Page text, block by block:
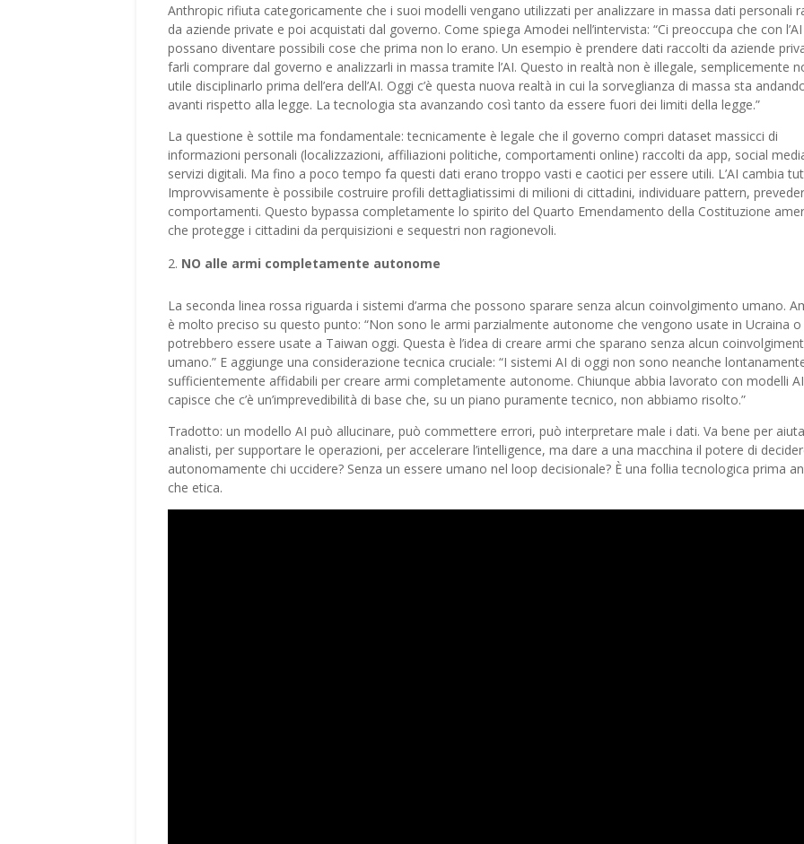
Anthropic rifiuta categoricamente che i suoi modelli vengano utilizzati per analizzare in massa dati personali
da aziende private e poi acquistati dal governo. Come spiega Amodei nell’intervista: “Ci preoccupa che con l’AI
possano diventare possibili cose che prima non lo erano. Un esempio è prendere dati raccolti da aziende
farli comprare dal governo e analizzarli in massa tramite l’AI. Questo in realtà non è illegale, semplicemente
utile disciplinarlo prima dell’era dell’AI. Oggi c’è questa nuova realtà in cui la sorveglianza di massa sta
avanti rispetto alla legge. La tecnologia sta avanzando così tanto da essere fuori dei limiti della legge.”
La questione è sottile ma fondamentale: tecnicamente è legale che il governo compri dataset massicci di
informazioni personali (localizzazioni, affiliazioni politiche, comportamenti online) raccolti da app, social
servizi digitali. Ma fino a poco tempo fa questi dati erano troppo vasti e caotici per essere utili. L’AI cambia
Improvvisamente è possibile costruire profili dettagliatissimi di milioni di cittadini, individuare pattern,
comportamenti. Questo bypassa completamente lo spirito del Quarto Emendamento della Costituzione
che protegge i cittadini da perquisizioni e sequestri non ragionevoli.
NO alle armi completamente autonome
La seconda linea rossa riguarda i sistemi d’arma che possono sparare senza alcun coinvolgimento umano.
è molto preciso su questo punto: “Non sono le armi parzialmente autonome che vengono usate in Ucraina o
potrebbero essere usate a Taiwan oggi. Questa è l’idea di creare armi che sparano senza alcun
umano.” E aggiunge una considerazione tecnica cruciale: “I sistemi AI di oggi non sono neanche
sufficientemente affidabili per creare armi completamente autonome. Chiunque abbia lavorato con modelli AI
capisce che c’è un’imprevedibilità di base che, su un piano puramente tecnico, non abbiamo risolto.”
Tradotto: un modello AI può allucinare, può commettere errori, può interpretare male i dati. Va bene per
analisti, per supportare le operazioni, per accelerare l’intelligence, ma dare a una macchina il potere di
autonomamente chi uccidere? Senza un essere umano nel loop decisionale? È una follia tecnologica prima
che etica.